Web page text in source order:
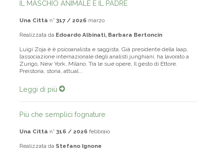
IL MASCHIO ANIMALE E IL PADRE
Una Città n° 317 / 2026 marzo
Realizzata da Edoardo Albinati, Barbara Bertoncin
Luigi Zoja è è psicoanalista e saggista. Già presidente della Iaap,
l’associazione internazionale degli analisti junghiani, ha lavorato a
Zurigo, New York, Milano. Tra le sue opere, Il gesto di Ettore.
Preistoria, storia, attual...
Leggi di più
Più che semplici fognature
Una Città n° 316 / 2026 febbraio
Realizzata da Stefano Ignone